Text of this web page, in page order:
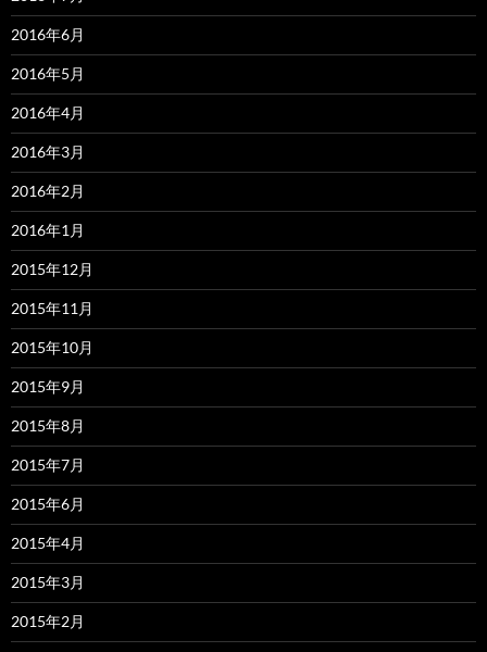
2016年6月
2016年5月
2016年4月
2016年3月
2016年2月
2016年1月
2015年12月
2015年11月
2015年10月
2015年9月
2015年8月
2015年7月
2015年6月
2015年4月
2015年3月
2015年2月